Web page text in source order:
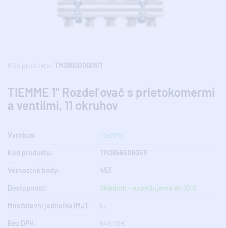
Kód produktu: TM3856G060511
TIEMME 1" Rozdeľovač s prietokomermi
a ventilmi, 11 okruhov
Výrobca: TIEMME
Kód produktu: TM3856G060511
Vernostné body: 453
Dostupnosť: Skladom - expedujeme do 10.8.
Množstevní jednotka (MJ): ks
Bez DPH: 648,03€